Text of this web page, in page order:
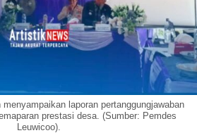
laporan pertanggungjawaban
prestasi desa. (Sumber: Pemdes
Leuwicoo).